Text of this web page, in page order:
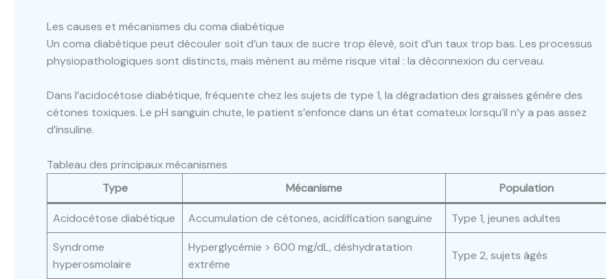
Les causes et mécanismes du coma diabétique
Un coma diabétique peut découler soit d’un taux de sucre trop élevé, soit d’un taux trop bas. Les processus
physiopathologiques sont distincts, mais mènent au même risque vital : la déconnexion du cerveau.
Dans l’acidocétose diabétique, fréquente chez les sujets de type 1, la dégradation des graisses génère des
cétones toxiques. Le pH sanguin chute, le patient s’enfonce dans un état comateux lorsqu’il n’y a pas assez
d’insuline.
Tableau des principaux mécanismes
Type
Mécanisme Population
Acidocétose diabétique Accumulation de cétones, acidification sanguine
Type 1, jeunes adultes
Syndrome
hyperosmolaire
Hyperglycémie > 600 mg/dL, déshydratation
extrême
Type 2, sujets âgés